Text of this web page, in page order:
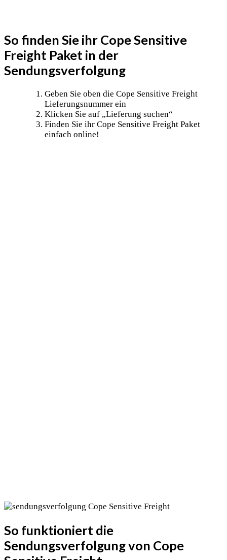
So finden Sie ihr Cope Sensitive
Freight Paket in der
Sendungsverfolgung
Geben Sie oben die Cope Sensitive Freight
Lieferungsnummer ein
Klicken Sie auf „Lieferung suchen“
Finden Sie ihr Cope Sensitive Freight Paket
einfach online!
So funktioniert die
Sendungsverfolgung von Cope